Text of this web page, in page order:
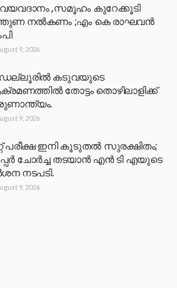
,സമൂഹം കുറേക്കൂടി
നൽകണം ;എം കെ രാഘവൻ
9, 2026
കടുവയുടെ
തോട്ടം തൊഴിലാളിക്ക്
9, 2026
പരീക്ഷ ഇനി കൂടുതൽ സുരക്ഷിതം;
ചോർച്ച തടയാൻ എൻ ടി എയുടെ
നടപടി.
9, 2026